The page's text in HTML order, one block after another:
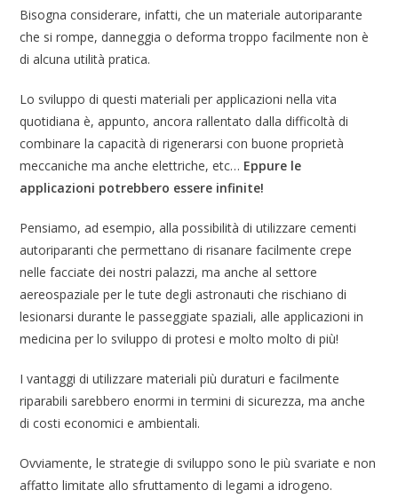
Bisogna considerare, infatti, che un materiale autoriparante
che si rompe, danneggia o deforma troppo facilmente non è
di alcuna utilità pratica.
Lo sviluppo di questi materiali per applicazioni nella vita
quotidiana è, appunto, ancora rallentato dalla difficoltà di
combinare la capacità di rigenerarsi con buone proprietà
meccaniche ma anche elettriche, etc… Eppure le
applicazioni potrebbero essere infinite!
Pensiamo, ad esempio, alla possibilità di utilizzare cementi
autoriparanti che permettano di risanare facilmente crepe
nelle facciate dei nostri palazzi, ma anche al settore
aereospaziale per le tute degli astronauti che rischiano di
lesionarsi durante le passeggiate spaziali, alle applicazioni in
medicina per lo sviluppo di protesi e molto molto di più!
I vantaggi di utilizzare materiali più duraturi e facilmente
riparabili sarebbero enormi in termini di sicurezza, ma anche
di costi economici e ambientali.
Ovviamente, le strategie di sviluppo sono le più svariate e non
affatto limitate allo sfruttamento di legami a idrogeno.